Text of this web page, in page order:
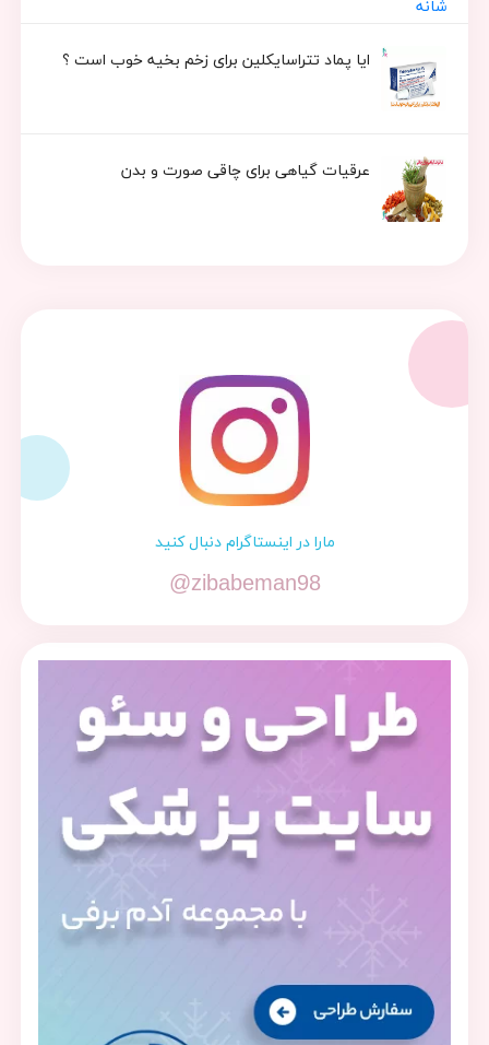
ایا پماد تتراسایکلین برای زخم بخیه خوب است ؟
عرقیات گیاهی برای چاقی صورت و بدن
مارا در اینستاگرام دنبال کنید
@zibabeman98